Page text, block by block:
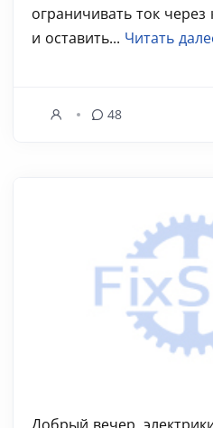
ограничивать ток через
и оставить... Читать
48